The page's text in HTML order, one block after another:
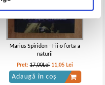
Marius Spiridon - Fii o forta a
naturii
Pret:17,00Lei 11,05 Lei
Adaugă în coș